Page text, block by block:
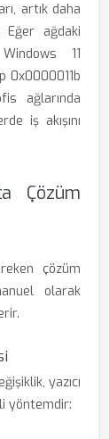
artık daha
ağdaki
11
0x0000011b
ağlarında
iş akışını
Çözüm
çözüm
olarak
yazıcı
yöntemdir: